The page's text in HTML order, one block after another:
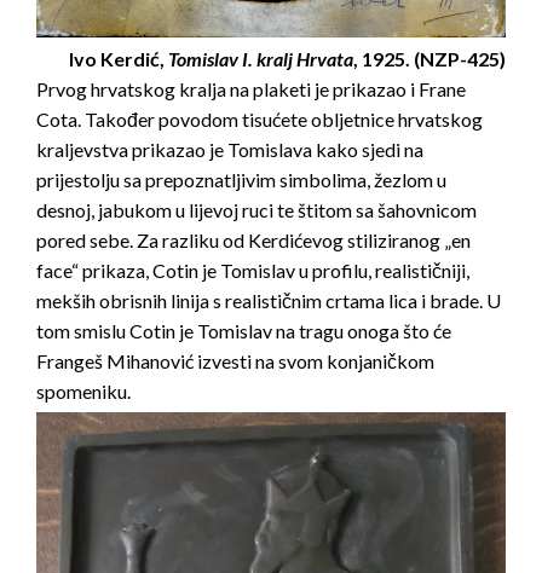
Ivo Kerdić, Tomislav I. kralj Hrvata, 1925. (NZP-425)
Prvog hrvatskog kralja na plaketi je prikazao i Frane
Cota. Također povodom tisućete obljetnice hrvatskog
kraljevstva prikazao je Tomislava kako sjedi na
prijestolju sa prepoznatljivim simbolima, žezlom u
desnoj, jabukom u lijevoj ruci te štitom sa šahovnicom
pored sebe. Za razliku od Kerdićevog stiliziranog „en
face“ prikaza, Cotin je Tomislav u profilu, realističniji,
mekših obrisnih linija s realističnim crtama lica i brade. U
tom smislu Cotin je Tomislav na tragu onoga što će
Frangeš Mihanović izvesti na svom konjaničkom
spomeniku.